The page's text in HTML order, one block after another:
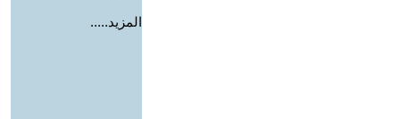
المزيد.....